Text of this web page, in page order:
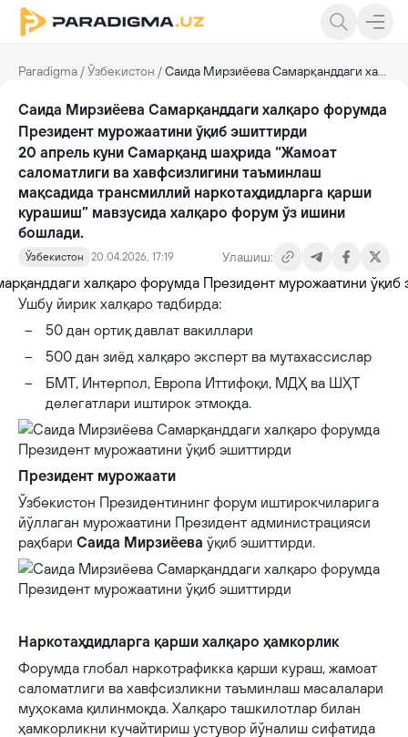
Paradigma /Ўзбекистон /Саида Мирзиёева Самарқанддаги халқаро форумда Президент мурожаатини ўқиб эшиттирди
Саида Мирзиёева Самарқанддаги халқаро форумда
Президент мурожаатини ўқиб эшиттирди
20 апрель куни Самарқанд шаҳрида “Жамоат
саломатлиги ва хавфсизлигини таъминлаш
мақсадида трансмиллий наркотаҳдидларга қарши
курашиш” мавзусида халқаро форум ўз ишини
бошлади.
Ўзбекистон 20.04.2026, 17:19 Улашиш:
Ушбу йирик халқаро тадбирда:
50 дан ортиқ давлат вакиллари
500 дан зиёд халқаро эксперт ва мутахассислар
БМТ, Интерпол, Европа Иттифоқи, МДҲ ва ШҲТ
делегатлари иштирок этмоқда.
Президент мурожаати
Ўзбекистон Президентининг форум иштирокчиларига
йўллаган мурожаатини Президент администрацияси
раҳбари Саида Мирзиёева ўқиб эшиттирди.
Наркотаҳдидларга қарши халқаро ҳамкорлик
Форумда глобал наркотрафикка қарши кураш, жамоат
саломатлиги ва хавфсизликни таъминлаш масалалари
муҳокама қилинмоқда. Халқаро ташкилотлар билан
ҳамкорликни кучайтириш устувор йўналиш сифатида